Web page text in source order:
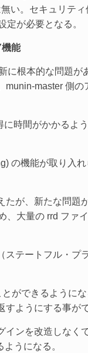
い。セキュリテ
定が必要となる。
能
に根本的な問題
master 側
時間がかかるよ
の機能が取り入
が、新たな問題
大量の rrd ファ
テートフル・
ができるように
ようにする事が
ンを改造しなく
うになる。